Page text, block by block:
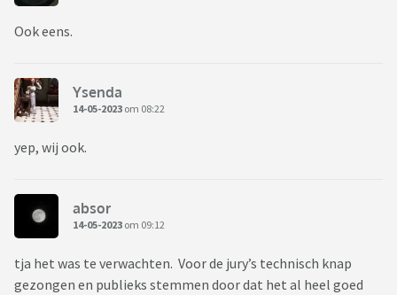
Ook eens.
Ysenda
14-05-2023 om 08:22
yep, wij ook.
absor
14-05-2023 om 09:12
tja het was te verwachten. Voor de jury’s technisch knap
gezongen en publieks stemmen door dat het al heel goed